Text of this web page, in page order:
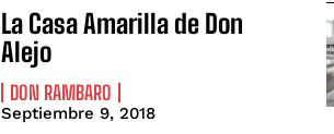
La Casa Amarilla de Don
Alejo
DON RAMBARO
Septiembre 9, 2018